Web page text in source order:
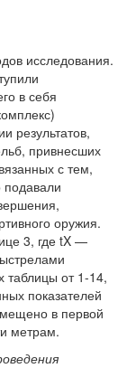
исследования.
в себя
результатов,
привнесших
с тем,
подавали
оружия.
3, где tX —
таблицы от 1-14,
показателей
в первой
метрам.